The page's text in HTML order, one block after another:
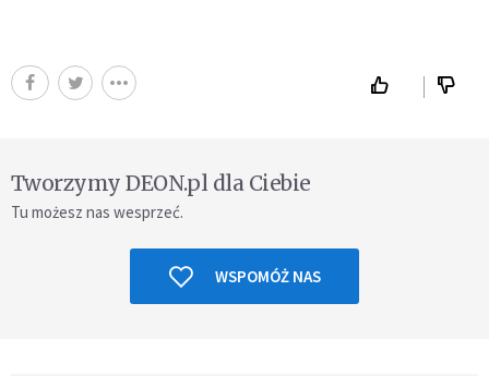
Tworzymy DEON.pl dla Ciebie
Tu możesz nas wesprzeć.
WSPOMÓŻ NAS